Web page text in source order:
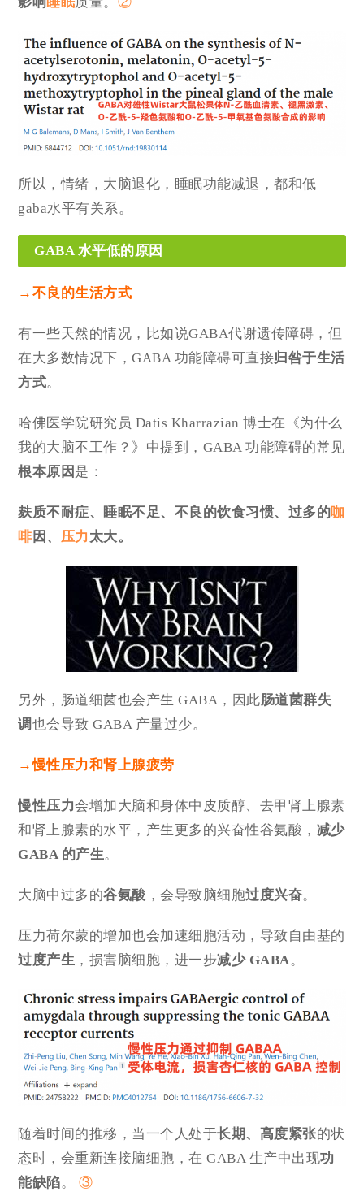
所以，情绪，大脑退化，睡眠功能减退，都和低
gaba水平有关系。
GABA 水平低的原因
→ 不良的生活方式
有一些天然的情况，比如说GABA代谢遗传障碍，但
在大多数情况下，GABA 功能障碍可直接归咎于生活
方式。
哈佛医学院研究员 Datis Kharrazian 博士在《为什么
我的大脑不工作？》中提到，GABA 功能障碍的常见
根本原因 是：
麸质不耐症、睡眠不足、不良的饮食习惯、过多的咖
啡 因、 压力 太大。
另外，肠道细菌也会产生 GABA，因此肠道菌群失
调也会导致 GABA 产量过少。
→慢性压力和肾上腺疲劳
慢性压力会增加大脑和身体中皮质醇、去甲肾上腺素
和肾上腺素的水平，产生更多的兴奋性谷氨酸， 减少
GABA 的产生。
大脑中过多的谷氨酸 ，会导致脑细胞过度兴奋。
压力荷尔蒙的增加也会加速细胞活动，导致自由基的
过度产生 ，损害脑细胞，进一步减少 GABA。
随着时间的推移，当一个人处于长期、高度紧张的状
态时，会重新连接脑细胞，在 GABA 生产中出现功
能缺陷。 ③